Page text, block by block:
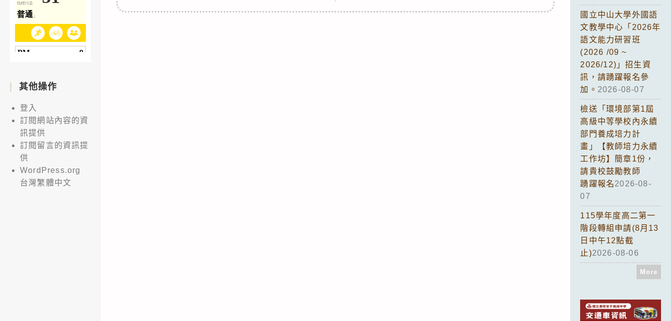
其他操作
登入
訂閱網站內容的資
訊提供
訂閱留言的資訊提
供
WordPress.org
台灣繁體中文
國立中山大學外國語
文教學中心「2026年
語文能力研習班
(2026 /09 ~
2026/12)」招生資
訊，請踴躍報名參
加。 2026-08-07
檢送「環境部第1屆
高級中等學校內永續
部門養成培力計
畫」【教師培力永續
工作坊】簡章1份，
請貴校鼓勵教師
踴躍報名2026-08-
07
115學年度高二第一
階段轉組申請(8月13
日中午12點截
止)2026-08-06
More